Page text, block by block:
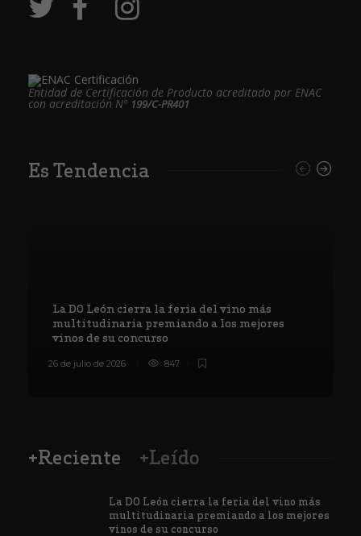
Entidad de Certificación de Producto acreditado por ENAC
con acreditación Nº 199/C-PR401
Es Tendencia
La DO León cierra la feria del vino más
multitudinaria premiando a los mejores
vinos de su concurso
26 de julio de 2026 847
+Reciente +Leído
La DO León cierra la feria del vino más
multitudinaria premiando a los mejores
vinos de su concurso